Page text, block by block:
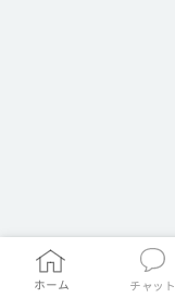
ホーム チャット